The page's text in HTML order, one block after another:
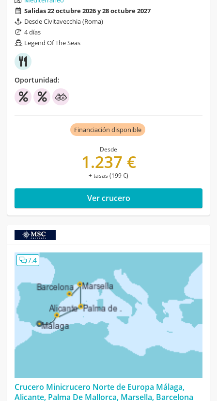
Salidas 22 octubre 2026 y 28 octubre 2027
Desde Civitavecchia (Roma)
4 días
Legend Of The Seas
Oportunidad:
Financiación disponible
Desde
1.237 €
+ tasas (199 €)
Ver crucero
7,4
Crucero Minicrucero Norte de Europa Málaga,
Alicante, Palma De Mallorca, Marsella, Barcelona